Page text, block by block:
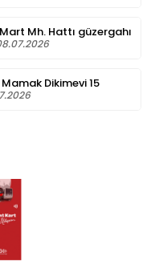
Mh. Hattı güzergahı
Dikimevi 15